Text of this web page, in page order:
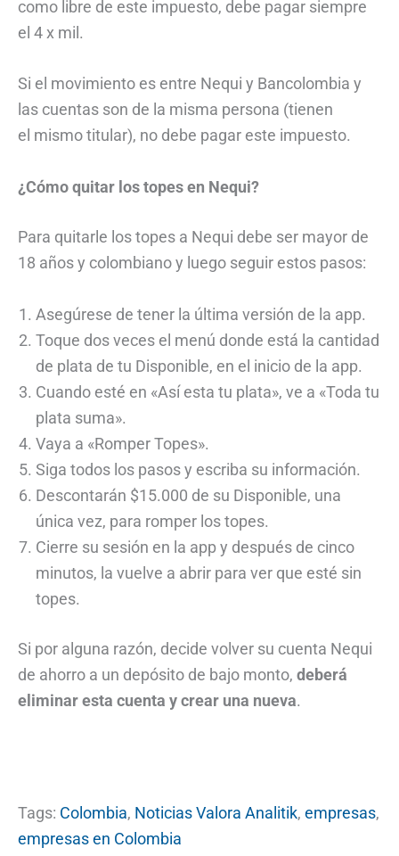
como libre de este impuesto, debe pagar siempre
el 4 x mil.
Si el movimiento es entre Nequi y Bancolombia y
las cuentas son de la misma persona (tienen
el mismo titular), no debe pagar este impuesto.
¿Cómo quitar los topes en Nequi?
Para quitarle los topes a Nequi debe ser mayor de
18 años y colombiano y luego seguir estos pasos:
Asegúrese de tener la última versión de la app.
Toque dos veces el menú donde está la cantidad
de plata de tu Disponible, en el inicio de la app.
Cuando esté en «Así esta tu plata», ve a «Toda tu
plata suma».
Vaya a «Romper Topes».
Siga todos los pasos y escriba su información.
Descontarán $15.000 de su Disponible, una
única vez, para romper los topes.
Cierre su sesión en la app y después de cinco
minutos, la vuelve a abrir para ver que esté sin
topes.
Si por alguna razón, decide volver su cuenta Nequi
de ahorro a un depósito de bajo monto, deberá
eliminar esta cuenta y crear una nueva.
Tags: Colombia, Noticias Valora Analitik, empresas,
empresas en Colombia